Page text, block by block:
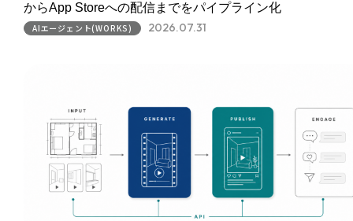
からApp Storeへの配信までをパイプライン化
AIエージェント(WORKS) 2026.07.31